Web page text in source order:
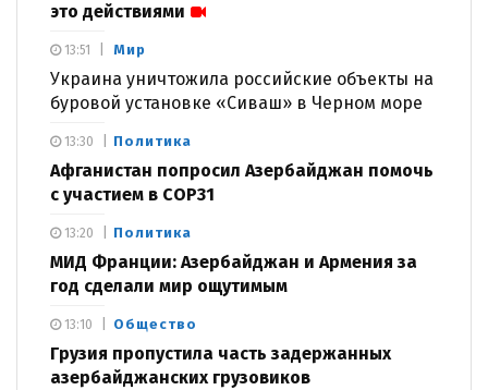
это действиями
Мир
Украина уничтожила российские объекты на
буровой установке «Сиваш» в Черном море
13:51
Политика
Афганистан попросил Азербайджан помочь
с участием в COP31
13:30
Политика
МИД Франции: Азербайджан и Армения за
год сделали мир ощутимым
13:20
Общество
Грузия пропустила часть задержанных
азербайджанских грузовиков
13:10